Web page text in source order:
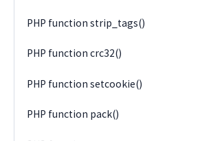
PHP function strip_tags()
PHP function crc32()
PHP function setcookie()
PHP function pack()